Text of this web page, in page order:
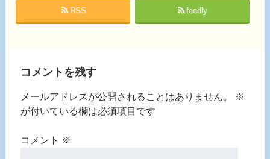
RSS feedly
コメントを残す
メールアドレスが公開されることはありません。
※
が付いている欄は必須項目です
コメント ※